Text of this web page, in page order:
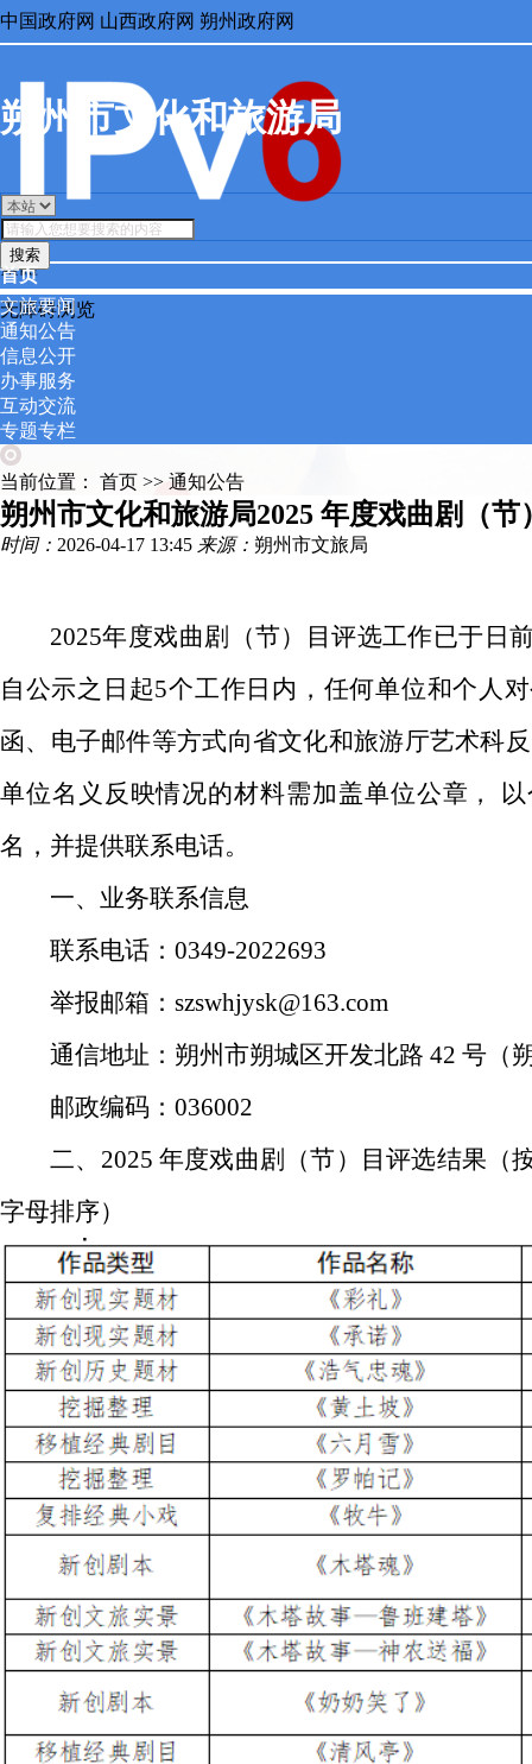
中国政府网 山西政府网 朔州政府网
繁體
无障碍浏览
朔州市文化和旅游局
搜索
首页
文旅要闻
通知公告
信息公开
办事服务
互动交流
专题专栏
当前位置： 首页 >> 通知公告
朔州市文化和旅游局2025 年度戏曲剧（节
时间： 2026-04-17 13:45 来源： 朔州市文旅局
2025年度戏曲剧（节）目评选工作已于日
自公示之日起5个工作日内，任何单位和个人
函、电子邮件等方式向省文化和旅游厅艺术科
单位名义反映情况的材料需加盖单位公章，
名，并提供联系电话。
一、业务联系信息
联系电话： 0349-2022693
举报邮箱： szswhjysk@163.com
通信地址：朔州市朔城区开发北路 42 号（
邮政编码： 036002
二、 2025 年度戏曲剧（节）目评选结果 （
字母排序）